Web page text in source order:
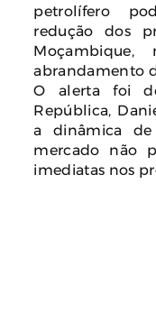
petrolífero
redução dos
abrandamento
O alerta foi
República,
a dinâmica de
mercado não
imediatas nos